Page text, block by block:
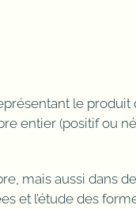
le produit
entier (positif ou
mais aussi dans
et l’étude des